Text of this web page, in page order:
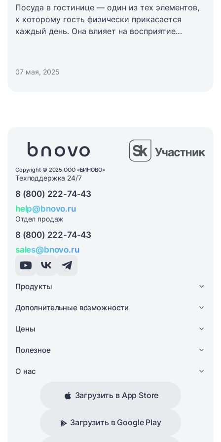
Посуда в гостинице — один из тех элементов,
к которому гость физически прикасается
каждый день. Она влияет на восприятие
07 мая, 2025
Copyright © 2025 ООО «БИНОВО»
Техподдержка 24/7
8 (800) 222-74-43
help@bnovo.ru
Отдел продаж
8 (800) 222-74-43
sales@bnovo.ru
Продукты
Дополнительные возможности
Цены
Полезное
О нас
Загрузить в App Store
Загрузить в Google Play